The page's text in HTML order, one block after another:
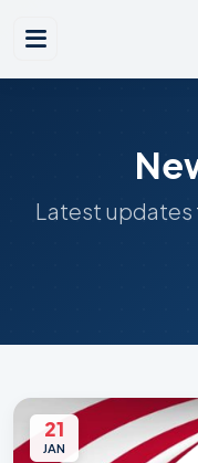
Latest updates
21
JAN